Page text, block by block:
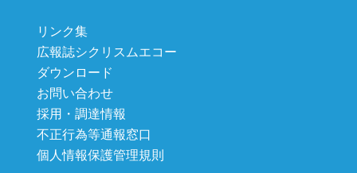
リンク集
広報誌シクリスムエコー
ダウンロード
お問い合わせ
採用・調達情報
不正行為等通報窓口
個人情報保護管理規則